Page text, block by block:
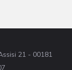
21 - 00181